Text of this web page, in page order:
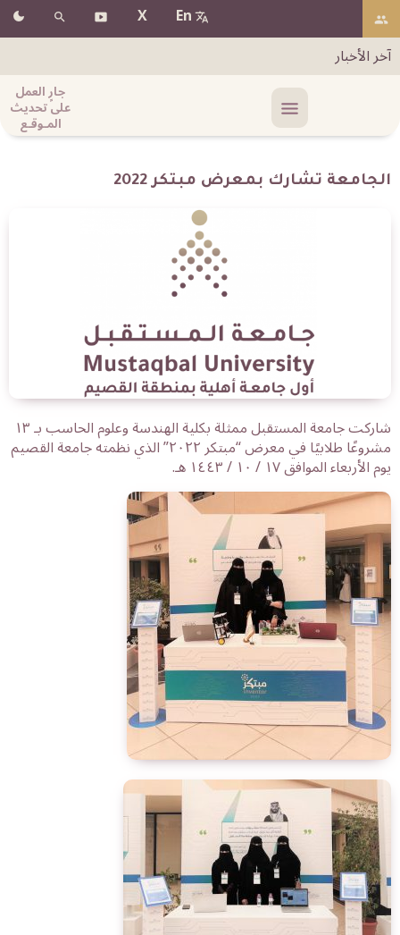
En
X
آخر الأخبار
جارٍ العمل
على تحديث
المـوقـع
الجامعة تشارك بمعرض مبتكر 2022
شاركت جامعة المستقبل ممثلة بكلية الهندسة وعلوم الحاسب بـ ١٣
مشروعًا طلابيًا في معرض “مبتكر ٢٠٢٢” الذي نظمته جامعة القصيم
يوم الأربعاء الموافق ١٧ / ١٠ / ١٤٤٣ هـ.